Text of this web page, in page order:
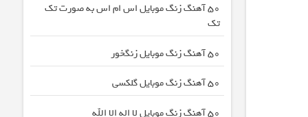
50 آهنگ زنگ موبایل اس ام اس به صورت تک
تک
50 آهنگ زنگ موبایل زنگخور
50 آهنگ زنگ موبایل گلکسی
50 آهنگ زنگ موبایل لا اله الا الله